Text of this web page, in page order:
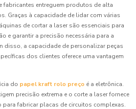
fabricantes entreguem produtos de alta
Graças à capacidade de lidar com várias
de cortar a laser são essenciais para
e garantir a precisão necessária para a
disso, a capacidade de personalizar peças
dos clientes oferece uma vantagem
do papel kraft rolo preço é a eletrônica.
precisão extrema e o corte a laser fornece
para fabricar placas de circuitos complexas.